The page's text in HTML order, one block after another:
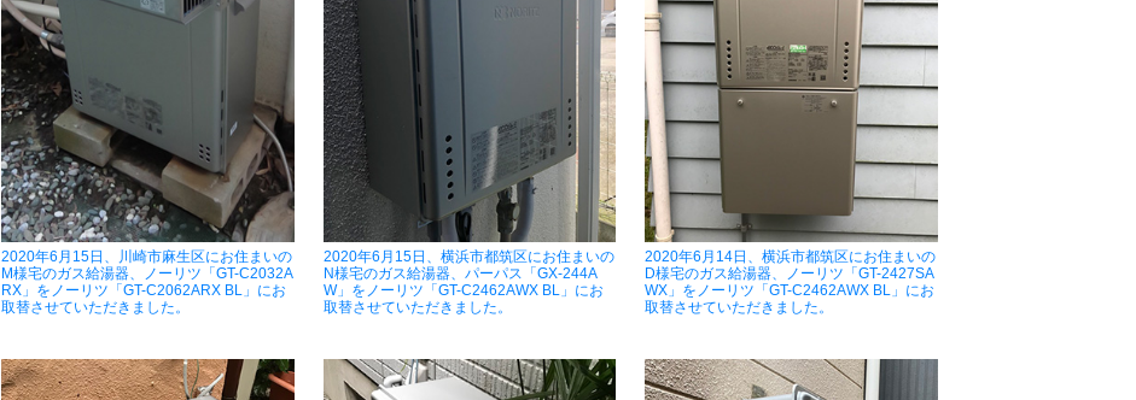
2020年6月15日、川崎市麻生区にお住まいの
M様宅のガス給湯器、ノーリツ「GT-C2032A
RX」をノーリツ「GT-C2062ARX BL」にお
取替させていただきました。
2020年6月15日、横浜市都筑区にお住まいの
N様宅のガス給湯器、パーパス「GX-244A
W」をノーリツ「GT-C2462AWX BL」にお
取替させていただきました。
2020年6月14日、横浜市都筑区にお住まいの
D様宅のガス給湯器、ノーリツ「GT-2427SA
WX」をノーリツ「GT-C2462AWX BL」にお
取替させていただきました。